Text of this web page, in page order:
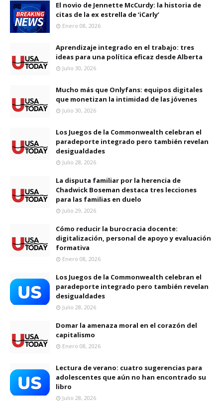
El novio de Jennette McCurdy: la historia de
citas de la ex estrella de ‘iCarly’
Enero 08, 2026
Aprendizaje integrado en el trabajo: tres
ideas para una política eficaz desde Alberta
Julio 30, 2026
Mucho más que Onlyfans: equipos digitales
que monetizan la intimidad de las jóvenes
Julio 30, 2026
Los Juegos de la Commonwealth celebran el
paradeporte integrado pero también revelan
desigualdades
Julio 28, 2026
La disputa familiar por la herencia de
Chadwick Boseman destaca tres lecciones
para las familias en duelo
Julio 29, 2026
Cómo reducir la burocracia docente:
digitalización, personal de apoyo y evaluación
formativa
Enero 08, 2026
Los Juegos de la Commonwealth celebran el
paradeporte integrado pero también revelan
desigualdades
Julio 28, 2026
Domar la amenaza moral en el corazón del
capitalismo
Enero 08, 2026
Lectura de verano: cuatro sugerencias para
adolescentes que aún no han encontrado su
libro
Julio 28, 2026